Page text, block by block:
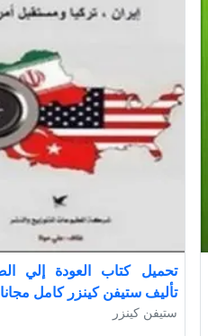
تأليف ستيفن كينزر كامل مجانا
ستيفن كينزر